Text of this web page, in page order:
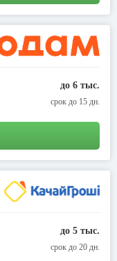
до 6 тыс.
срок до 15 дн.
до 5 тыс.
срок до 20 дн.